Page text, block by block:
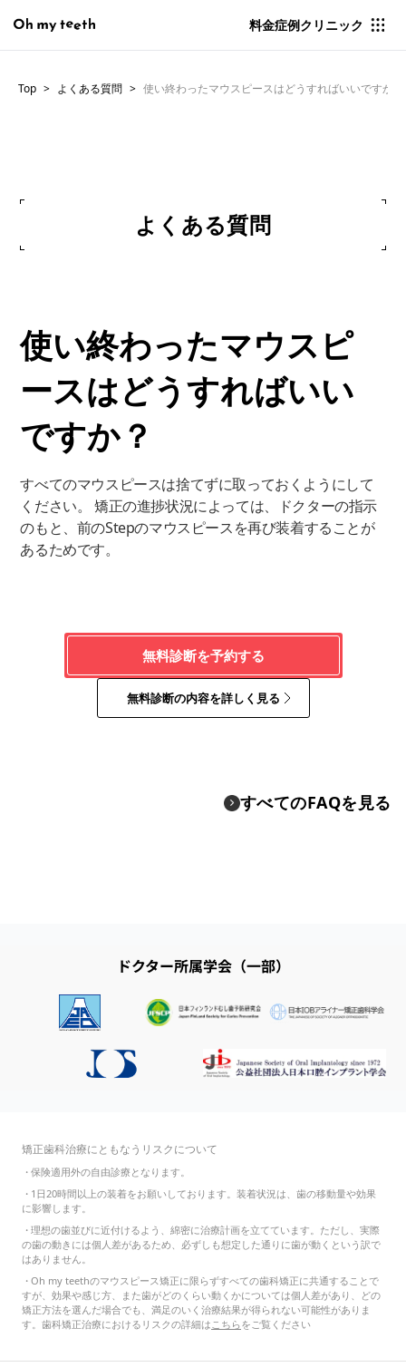
料金症例クリニック
Top よくある質問 使い終わったマウスピースはどうすればいいですか？
よくある質問
使い終わったマウスピ
ースはどうすればいい
ですか？
すべてのマウスピースは捨てずに取っておくようにして
ください。 矯正の進捗状況によっては、ドクターの指示
のもと、前のStepのマウスピースを再び装着することが
あるためです。
無料診断を予約する
無料診断の内容を詳しく見る
すべてのFAQを見る
ドクター所属学会（一部）
矯正歯科治療にともなうリスクについて
・保険適用外の自由診療となります。
・ 1日20時間以上の装着をお願いしております。装着状況は、歯の移動量や効果
に影響します。
・理想の歯並びに近付けるよう、綿密に治療計画を立てています。ただし、実際
の歯の動きには個人差があるため、必ずしも想定した通りに歯が動くという訳で
はありません。
・Oh my teethのマウスピース矯正に限らずすべての歯科矯正に共通することで
すが、効果や感じ方、また歯がどのくらい動くかについては個人差があり、どの
矯正方法を選んだ場合でも、満足のいく治療結果が得られない可能性がありま
す。歯科矯正治療におけるリスクの詳細はこちらをご覧ください